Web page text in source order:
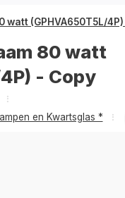
watt (GPHVA650T5L/
80 watt
- Copy
en Kwartsglas *